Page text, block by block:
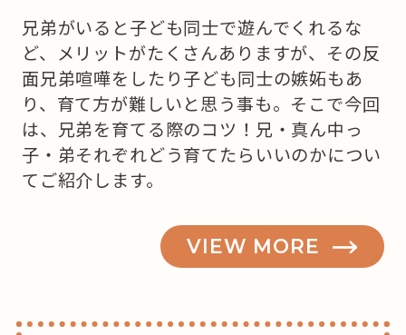
兄弟がいると子ども同士で遊んでくれるな
ど、メリットがたくさんありますが、その反
面兄弟喧嘩をしたり子ども同士の嫉妬もあ
り、育て方が難しいと思う事も。そこで今回
は、兄弟を育てる際のコツ！兄・真ん中っ
子・弟それぞれどう育てたらいいのかについ
てご紹介します。
VIEW MORE